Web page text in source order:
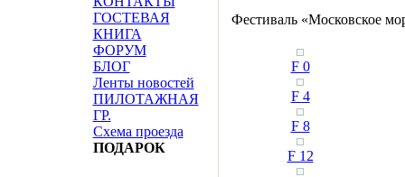
ГОСТЕВАЯ
КНИГА
ФОРУМ
БЛОГ
Ленты новостей
ПИЛОТАЖНАЯ
ГР.
Схема проезда
ПОДАРОК
Фестиваль «Московское
F 0
F 4
F 8
F 12